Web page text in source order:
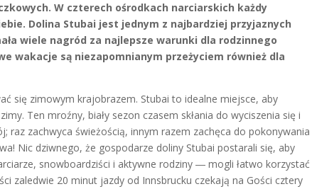
W czterech ośrodkach narciarskich każdy
Dolina Stubai jest jednym z najbardziej przyjaznych
wiele nagród za najlepsze warunki dla rodzinnego
wakacje są niezapomnianym przeżyciem również dla
się zimowym krajobrazem. Stubai to idealne miejsce, aby
Ten mroźny, biały sezon czasem skłania do wyciszenia się i
raz zachwyca świeżością, innym razem zachęca do pokonywania
Nic dziwnego, że gospodarze doliny Stubai postarali się, aby
snowboardziści i aktywne rodziny ― mogli łatwo korzystać
zaledwie 20 minut jazdy od Innsbrucku czekają na Gości cztery